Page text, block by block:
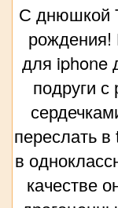
С днюшкой
рождения!
для iphone
подруги
переслать
в
качестве